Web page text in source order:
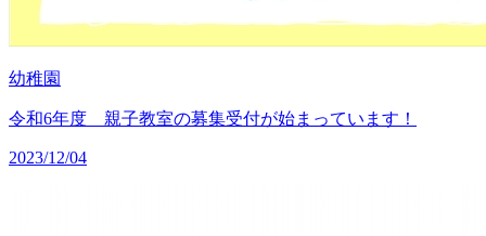
幼稚園
令和6年度 親子教室の募集受付が始まっています！
2023/12/04